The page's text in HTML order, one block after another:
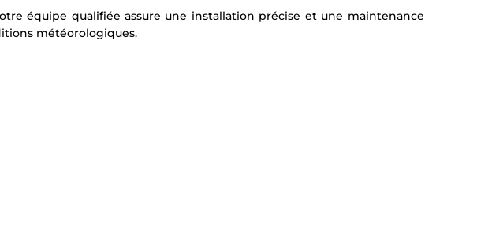
équipe qualifiée assure une installation précise et une maintenance
météorologiques.